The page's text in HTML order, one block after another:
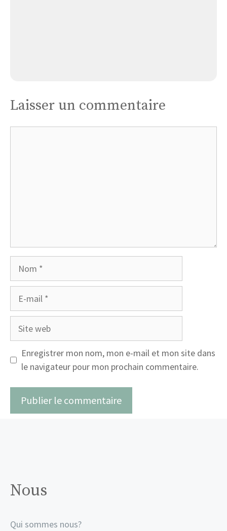
Laisser un commentaire
Site
Enregistrer mon nom, mon e-mail et mon site dans
le navigateur pour mon prochain commentaire.
Nous
Qui sommes nous?